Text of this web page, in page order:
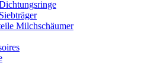
Siebträger
Milchschäumer